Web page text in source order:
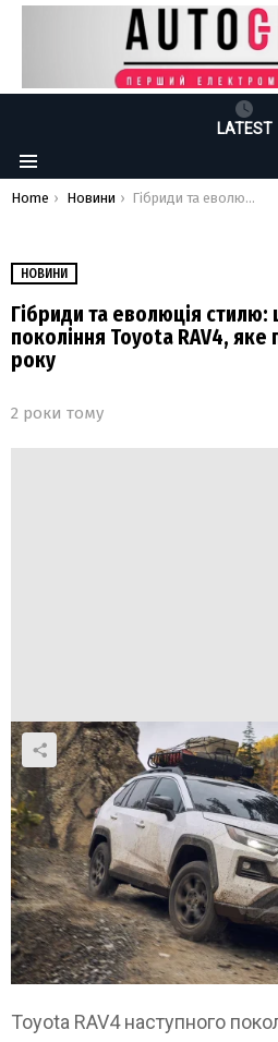
LATEST
Menu
You are here:
Home Новини Гібриди та еволюція стилю: що відомо про нове покоління Toyota RAV4, яке покажуть наступного року
НОВИНИ
Гібриди та еволюція
покоління Toyota RAV4, яке
року
2 роки тому
Toyota RAV4 наступного